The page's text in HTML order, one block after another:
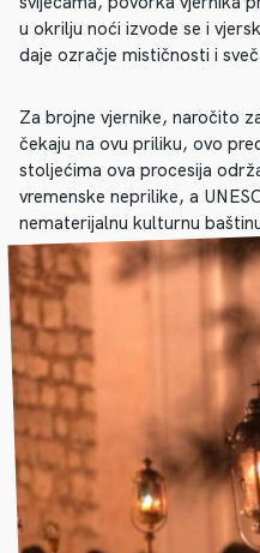
u okrilju noći izvode se i
daje ozračje mističnosti i
Za brojne vjernike, naročito
čekaju na ovu priliku, ovo
stoljećima ova procesija
vremenske neprilike, a
nematerijalnu kulturnu